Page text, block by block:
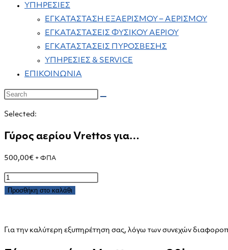
ΥΠΗΡΕΣΙΕΣ
ΕΓΚΑΤΑΣΤΑΣΗ ΕΞΑΕΡΙΣΜΟΥ – ΑΕΡΙΣΜΟΥ
ΕΓΚΑΤΑΣΤΑΣΕΙΣ ΦΥΣΙΚΟΥ ΑΕΡΙΟΥ
ΕΓΚΑΤΑΣΤΑΣΕΙΣ ΠΥΡΟΣΒΕΣΗΣ
ΥΠΗΡΕΣΙΕΣ & SERVICE
ΕΠΙΚΟΙΝΩΝΙΑ
Selected:
Γύρος αερίου Vrettos για…
500,00€ + ΦΠΑ
Γύρος
αερίου
80kg
Προσθήκη στο καλάθι
Για την καλύτερη εξυπηρέτηση σας, λόγω των συνεχών